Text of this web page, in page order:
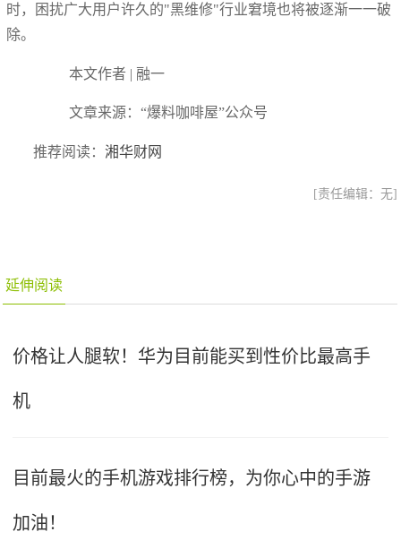
时，困扰广大用户许久的"黑维修"行业窘境也将被逐渐一一破
除。
本文作者 | 融一
文章来源：“爆料咖啡屋”公众号
推荐阅读：湘华财网
[责任编辑：无]
延伸阅读
价格让人腿软！华为目前能买到性价比最高手
机
目前最火的手机游戏排行榜，为你心中的手游
加油！